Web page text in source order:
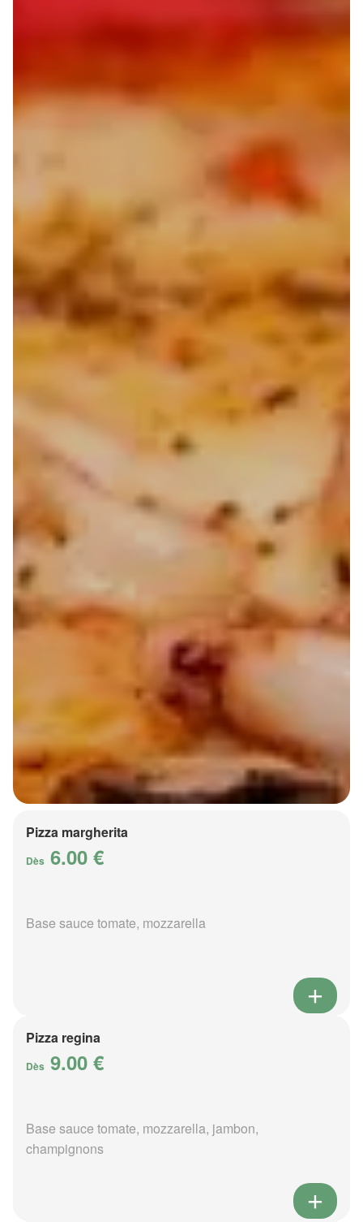
Pizza margherita
Dès 6.00 €
Base sauce tomate, mozzarella
Pizza regina
Dès 9.00 €
Base sauce tomate, mozzarella, jambon,
champignons